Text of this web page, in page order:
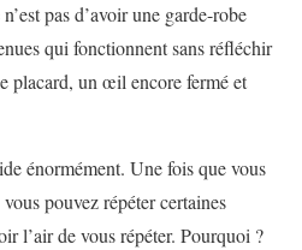
pas d’avoir une garde-robe
qui fonctionnent sans réfléchir
placard, un œil encore fermé et
énormément. Une fois que vous
pouvez répéter certaines
l’air de vous répéter. Pourquoi ?